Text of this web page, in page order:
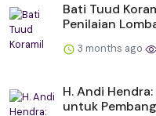
Bati Tuud
Penilaian
3 months ago
H. Andi
untuk